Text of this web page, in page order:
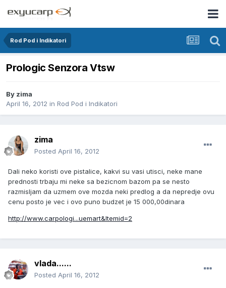
Rod Pod i Indikatori
Prologic Senzora Vtsw
By zima
April 16, 2012 in Rod Pod i Indikatori
zima
Posted April 16, 2012
Dali neko koristi ove pistalice, kakvi su vasi utisci, neke mane
prednosti trbaju mi neke sa bezicnom bazom pa se nesto
razmisljam da uzmem ove mozda neki predlog a da nepredje ovu
cenu posto je vec i ovo puno budzet je 15 000,00dinara
http://www.carpologi...uemart&Itemid=2
vlada......
Posted April 16, 2012